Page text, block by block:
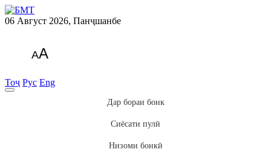
06 Август 2026, Панҷшанбе
AA
Тоҷ Рус Eng
Дар бораи бонк
Сиёсати пулӣ
Низоми бонкӣ